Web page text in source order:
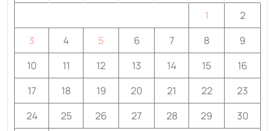
1
2
3
4 5 6 7 8
9
10
11 12 13 14 15
16
17
18 19 20 21 22
23
24
25 26 27 28 29
30